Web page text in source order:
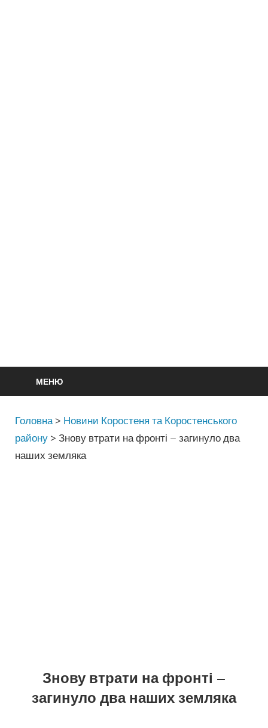
МЕНЮ
Головна > Новини Коростеня та Коростенського
району >Знову втрати на фронті – загинуло два
наших земляка
Знову втрати на фронті –
загинуло два наших земляка